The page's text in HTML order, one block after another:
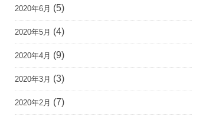
2020年6月 (5)
2020年5月 (4)
2020年4月 (9)
2020年3月 (3)
2020年2月 (7)